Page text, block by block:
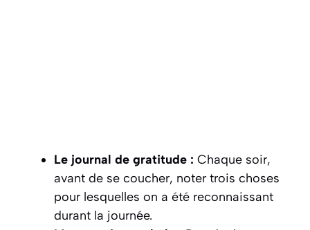
Le journal de gratitude : Chaque soir,
avant de se coucher, noter trois choses
pour lesquelles on a été reconnaissant
durant la journée.